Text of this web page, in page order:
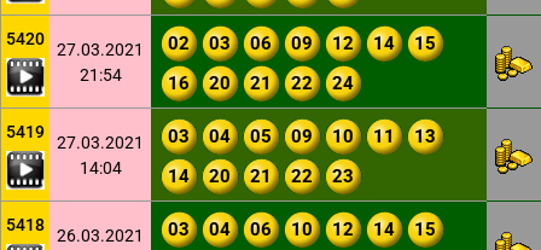
5420
27.03.2021
21:54
02 03 06 09 12 14
15
16
20 21 22 24
5419
27.03.2021
14:04
03 04 05 09 10 11
13
14
20 21 22 23
5418
26.03.2021
03 04 06 10 12 14
15